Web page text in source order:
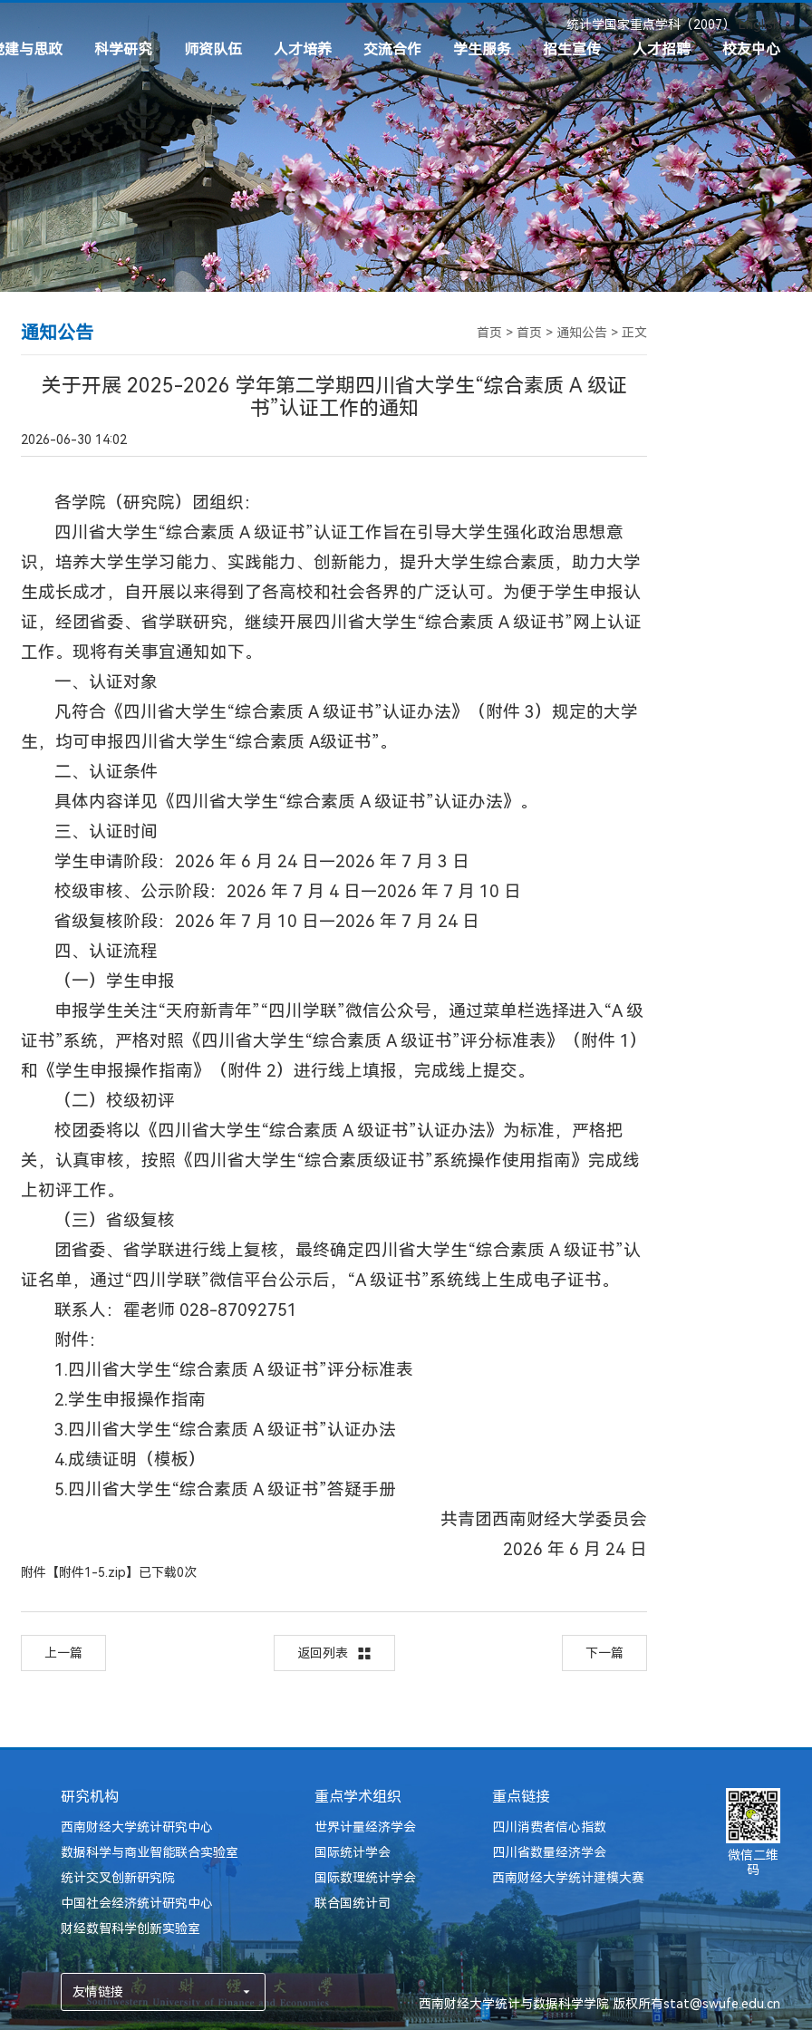
统计学国家重点学科（2007）English
建与思政
理论建设
工作动态
通知公告
先进风采
学习教育
科学研究
科研机构
科研动态
师资队伍
专任教师
行政及辅导员
人才培养
专业设置
虚拟仿真专题
实践专题
交流合作
交流项目
常用链接
学生服务
共青团
学生奖助
心理成长服务
职业发展与就业服务
制度文件
招生宣传
本科招生
硕士招生
博士招生
新生入学须知
人才招聘
招聘信息
校友中心
校友分会
校友工作
校友基金
校友捐赠
通知公告 首页 > 首页 > 通知公告 > 正文
关于开展 2025-2026 学年第二学期四川省大学生“综合素质 A 级证
书”认证工作的通知
2026-06-30 14:02
各学院（研究院）团组织：
四川省大学生“综合素质 A 级证书”认证工作旨在引导大学生强化政治思想意
识，培养大学生学习能力、实践能力、创新能力，提升大学生综合素质，助力大学
生成长成才，自开展以来得到了各高校和社会各界的广泛认可。为便于学生申报认
证，经团省委、省学联研究，继续开展四川省大学生“综合素质 A 级证书”网上认证
工作。现将有关事宜通知如下。
一、认证对象
凡符合《四川省大学生“综合素质 A 级证书”认证办法》（附件 3）规定的大学
生，均可申报四川省大学生“综合素质 A级证书”。
二、认证条件
具体内容详见《四川省大学生“综合素质 A 级证书”认证办法》。
三、认证时间
学生申请阶段：2026 年 6 月 24 日—2026 年 7 月 3 日
校级审核、公示阶段：2026 年 7 月 4 日—2026 年 7 月 10 日
省级复核阶段：2026 年 7 月 10 日—2026 年 7 月 24 日
四、认证流程
（一）学生申报
申报学生关注“天府新青年”“四川学联”微信公众号，通过菜单栏选择进入“A 级
证书”系统，严格对照《四川省大学生“综合素质 A 级证书”评分标准表》（附件 1）
和《学生申报操作指南》（附件 2）进行线上填报，完成线上提交。
（二）校级初评
校团委将以《四川省大学生“综合素质 A 级证书”认证办法》为标准，严格把
关，认真审核，按照《四川省大学生“综合素质级证书”系统操作使用指南》完成线
上初评工作。
（三）省级复核
团省委、省学联进行线上复核，最终确定四川省大学生“综合素质 A 级证书”认
证名单，通过“四川学联”微信平台公示后，“A 级证书”系统线上生成电子证书。
联系人：霍老师 028-87092751
附件：
1.四川省大学生“综合素质 A 级证书”评分标准表
2.学生申报操作指南
3.四川省大学生“综合素质 A 级证书”认证办法
4.成绩证明（模板）
5.四川省大学生“综合素质 A 级证书”答疑手册
共青团西南财经大学委员会
2026 年 6 月 24 日
附件【附件1-5.zip】已下载0次
上一篇 返回列表 下一篇
研究机构
西南财经大学统计研究中心
数据科学与商业智能联合实验室
统计交叉创新研究院
中国社会经济统计研究中心
财经数智科学创新实验室
重点学术组织
世界计量经济学会
国际统计学会
国际数理统计学会
联合国统计司
重点链接
四川消费者信心指数
四川省数量经济学会
西南财经大学统计建模大赛
微信二维
码
友情链接
西南财经大学统计与数据科学学院 版权所有stat@swufe.edu.cn